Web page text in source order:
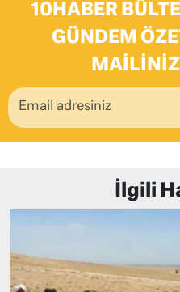
10HABER
GÜNDEM
İlgili